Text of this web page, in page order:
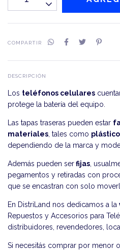
COMPARTIR
DESCRIPCIÓN
Los teléfonos celulares
protege la batería del equipo.
Las tapas traseras pueden estar
materiales , tales como
dependiendo de la marca y
Además pueden serfijas ,
pegamentos y retiradas con
que se encastran con solo
En DistriLand nos dedicamos a la
Repuestos y Accesorios para
distribuidores, revendedores,
Si necesitás comprar por menor